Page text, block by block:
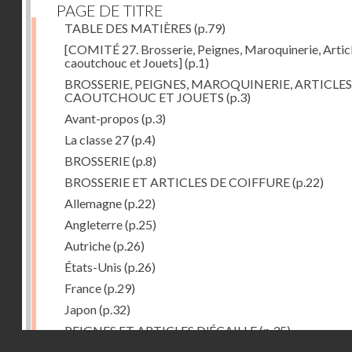
PAGE DE TITRE
TABLE DES MATIÈRES (p.79)
[COMITÉ 27. Brosserie, Peignes, Maroquinerie,
caoutchouc et Jouets](p.1)
BROSSERIE, PEIGNES, MAROQUINERIE,
CAOUTCHOUC ET JOUETS (p.3)
Avant-propos (p.3)
La classe 27(p.4)
BROSSERIE(p.8)
BROSSERIE ET ARTICLES DE COIFFURE(p.22)
Allemagne(p.22)
Angleterre(p.25)
Autriche(p.26)
États-Unis (p.26)
France(p.29)
Japon(p.32)
PEIGNES ET ARTICLES D'ÉCAILLE(p.35)